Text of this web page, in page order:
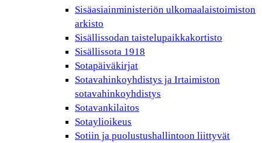
Sisäasiainministeriön ulkomaalaistoimiston
arkisto
Sisällissodan taistelupaikkakortisto
Sisällissota 1918
Sotapäiväkirjat
Sotavahinkoyhdistys ja Irtaimiston
sotavahinkoyhdistys
Sotavankilaitos
Sotaylioikeus
Sotiin ja puolustushallintoon liittyvät